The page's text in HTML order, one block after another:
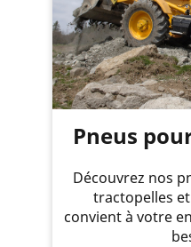
Pneus
Découvrez nos
tractopelles
convient à votre